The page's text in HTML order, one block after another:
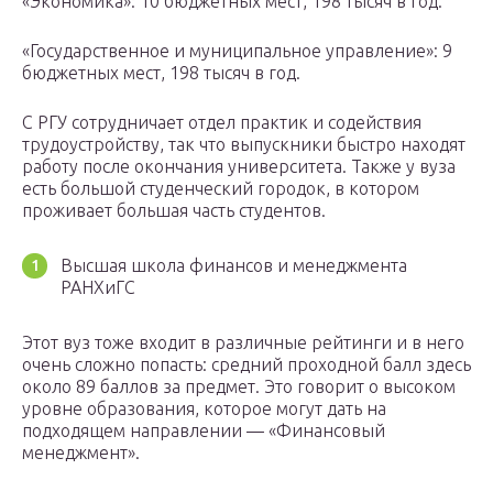
«Государственное и муниципальное управление»: 9
бюджетных мест, 198 тысяч в год.
С РГУ сотрудничает отдел практик и содействия
трудоустройству, так что выпускники быстро находят
работу после окончания университета. Также у вуза
есть большой студенческий городок, в котором
проживает большая часть студентов.
Высшая школа финансов и менеджмента
РАНХиГС
Этот вуз тоже входит в различные рейтинги и в него
очень сложно попасть: средний проходной балл здесь
около 89 баллов за предмет. Это говорит о высоком
уровне образования, которое могут дать на
подходящем направлении — «Финансовый
менеджмент».